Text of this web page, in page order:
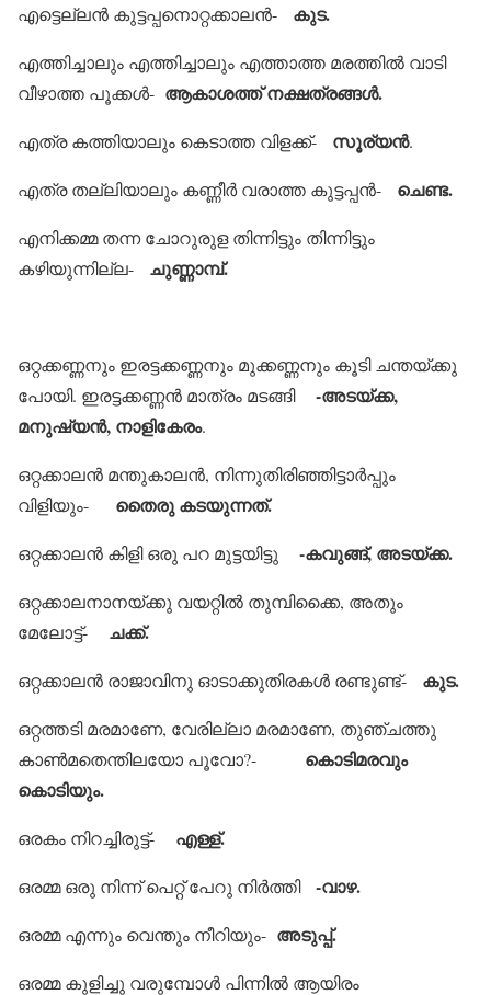
എട്ടെല്ലന്‍ കുട്ടപ്പനൊറ്റക്കാലന്‍- കുട.
എത്തിച്ചാലും എത്തിച്ചാലും എത്താത്ത മരത്തില്‍ വാടി
വീഴാത്ത പൂക്കള്‍- ആകാശത്ത് നക്ഷത്രങ്ങള്‍.
എത്ര കത്തിയാലും കെടാത്ത വിളക്ക്- സൂര്യന്‍.
എത്ര തല്ലിയാലും കണ്ണീര്‍ വരാത്ത കുട്ടപ്പന്‍- ചെണ്ട.
എനിക്കമ്മ തന്ന ചോറുരുള തിന്നിട്ടും തിന്നിട്ടും
കഴിയുന്നില്ല- ചുണ്ണാമ്പ്.
ഒറ്റക്കണ്ണനും ഇരട്ടക്കണ്ണനും മുക്കണ്ണനും കൂടി ചന്തയ്ക്കു
പോയി. ഇരട്ടക്കണ്ണന്‍ മാത്രം മടങ്ങി -അടയ്ക്ക,
മനുഷ്യന്‍, നാളികേരം.
ഒറ്റക്കാലന്‍ മന്തുകാലന്‍, നിന്നുതിരിഞ്ഞിട്ടാര്‍പ്പും
വിളിയും- തൈരു കടയുന്നത്.
ഒറ്റക്കാലന്‍ കിളി ഒരു പറ മുട്ടയിട്ടു -കവുങ്ങ്, അടയ്ക്ക.
ഒറ്റക്കാലനാനയ്ക്കു വയറ്റില്‍ തുമ്പിക്കൈ, അതും
മേലോട്ട്- ചക്ക്.
ഒറ്റക്കാലന്‍ രാജാവിനു ഓടാക്കുതിരകള്‍ രണ്ടുണ്ട്- കുട.
ഒറ്റത്തടി മരമാണേ, വേരില്ലാ മരമാണേ, തുഞ്ചത്തു
കാണ്‍മതെന്തിലയോ പൂവോ?- കൊടിമരവും
കൊടിയും.
ഒരകം നിറച്ചിരുട്ട്- എള്ള്.
ഒരമ്മ ഒരു നിന്ന് പെറ്റ് പേറു നിര്‍ത്തി -വാഴ.
ഒരമ്മ എന്നും വെന്തും നീറിയും- അടുപ്പ്.
ഒരമ്മ കുളിച്ചു വരുമ്പോള്‍ പിന്നില്‍ ആയിരം